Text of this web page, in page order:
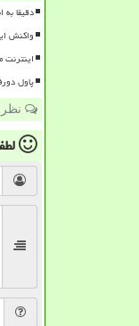
دقیقا
واکنش
اینترنت
پاول